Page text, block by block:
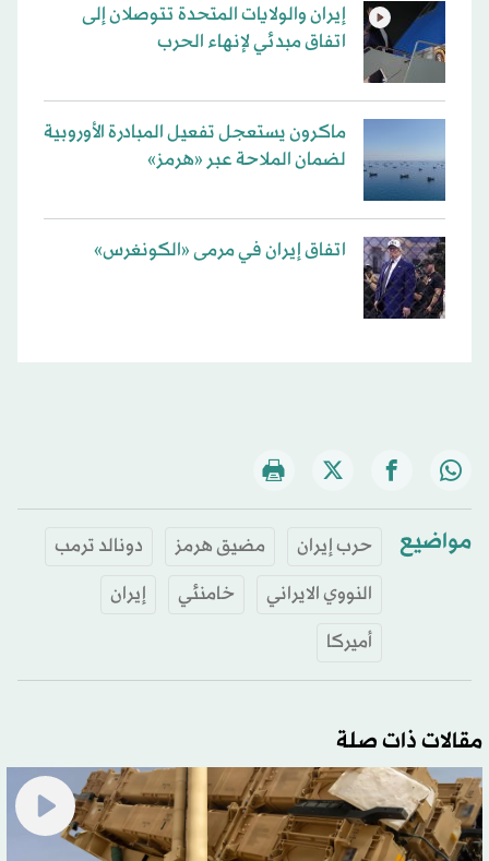
إيران والولايات المتحدة تتوصلان إلى
اتفاق مبدئي لإنهاء الحرب
ماكرون يستعجل تفعيل المبادرة الأوروبية
لضمان الملاحة عبر «هرمز»
اتفاق إيران في مرمى «الكونغرس»
مواضيع حرب إيران مضيق هرمز
دونالد ترمب
النووي الايراني
خامنئي
إيران
أميركا
مقالات ذات صلة